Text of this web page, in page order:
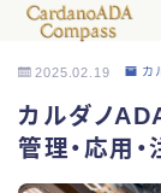
MENU
カルダノADA
2025.02.19 カ
カルダノ
管理・応用・